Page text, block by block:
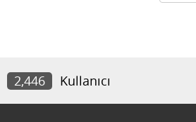
2,446 Kullanıcı